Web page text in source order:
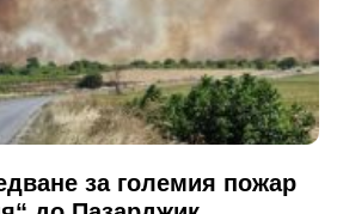
за големия пожар